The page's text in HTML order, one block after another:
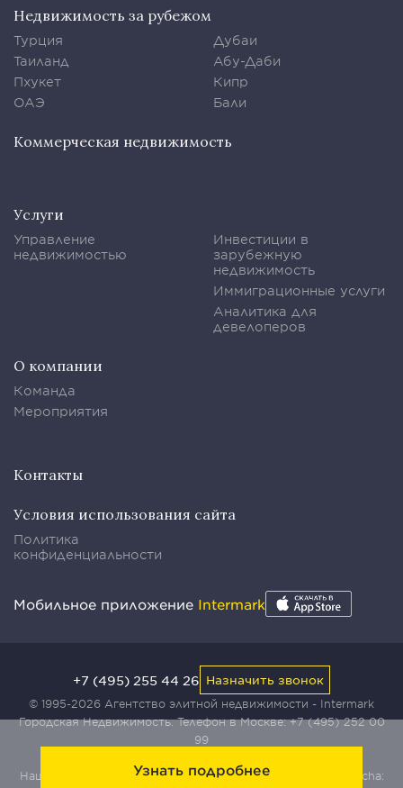
Узнать подробнее
Недвижимость за рубежом
Турция
Таиланд
Пхукет
ОАЭ
Дубаи
Абу-Даби
Кипр
Бали
Коммерческая недвижимость
Услуги
Управление
недвижимостью
Инвестиции в
зарубежную
недвижимость
Иммиграционные услуги
Аналитика для
девелоперов
О компании
Команда
Мероприятия
Контакты
Условия использования сайта
Политика
конфиденциальности
Мобильное приложение Intermark
© 1995-2026 Агентство элитной недвижимости - Intermark
Городская Недвижимость. Телефон в Москве:+7 (495) 252 00
99
Наш сайт защищен с помощью сервиса Yandex SmartCaptcha:
+7 (495) 255 44 26 Назначить звонок